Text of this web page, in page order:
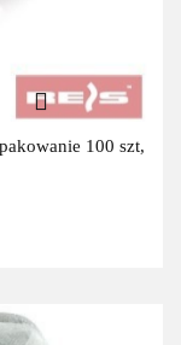
100 szt,